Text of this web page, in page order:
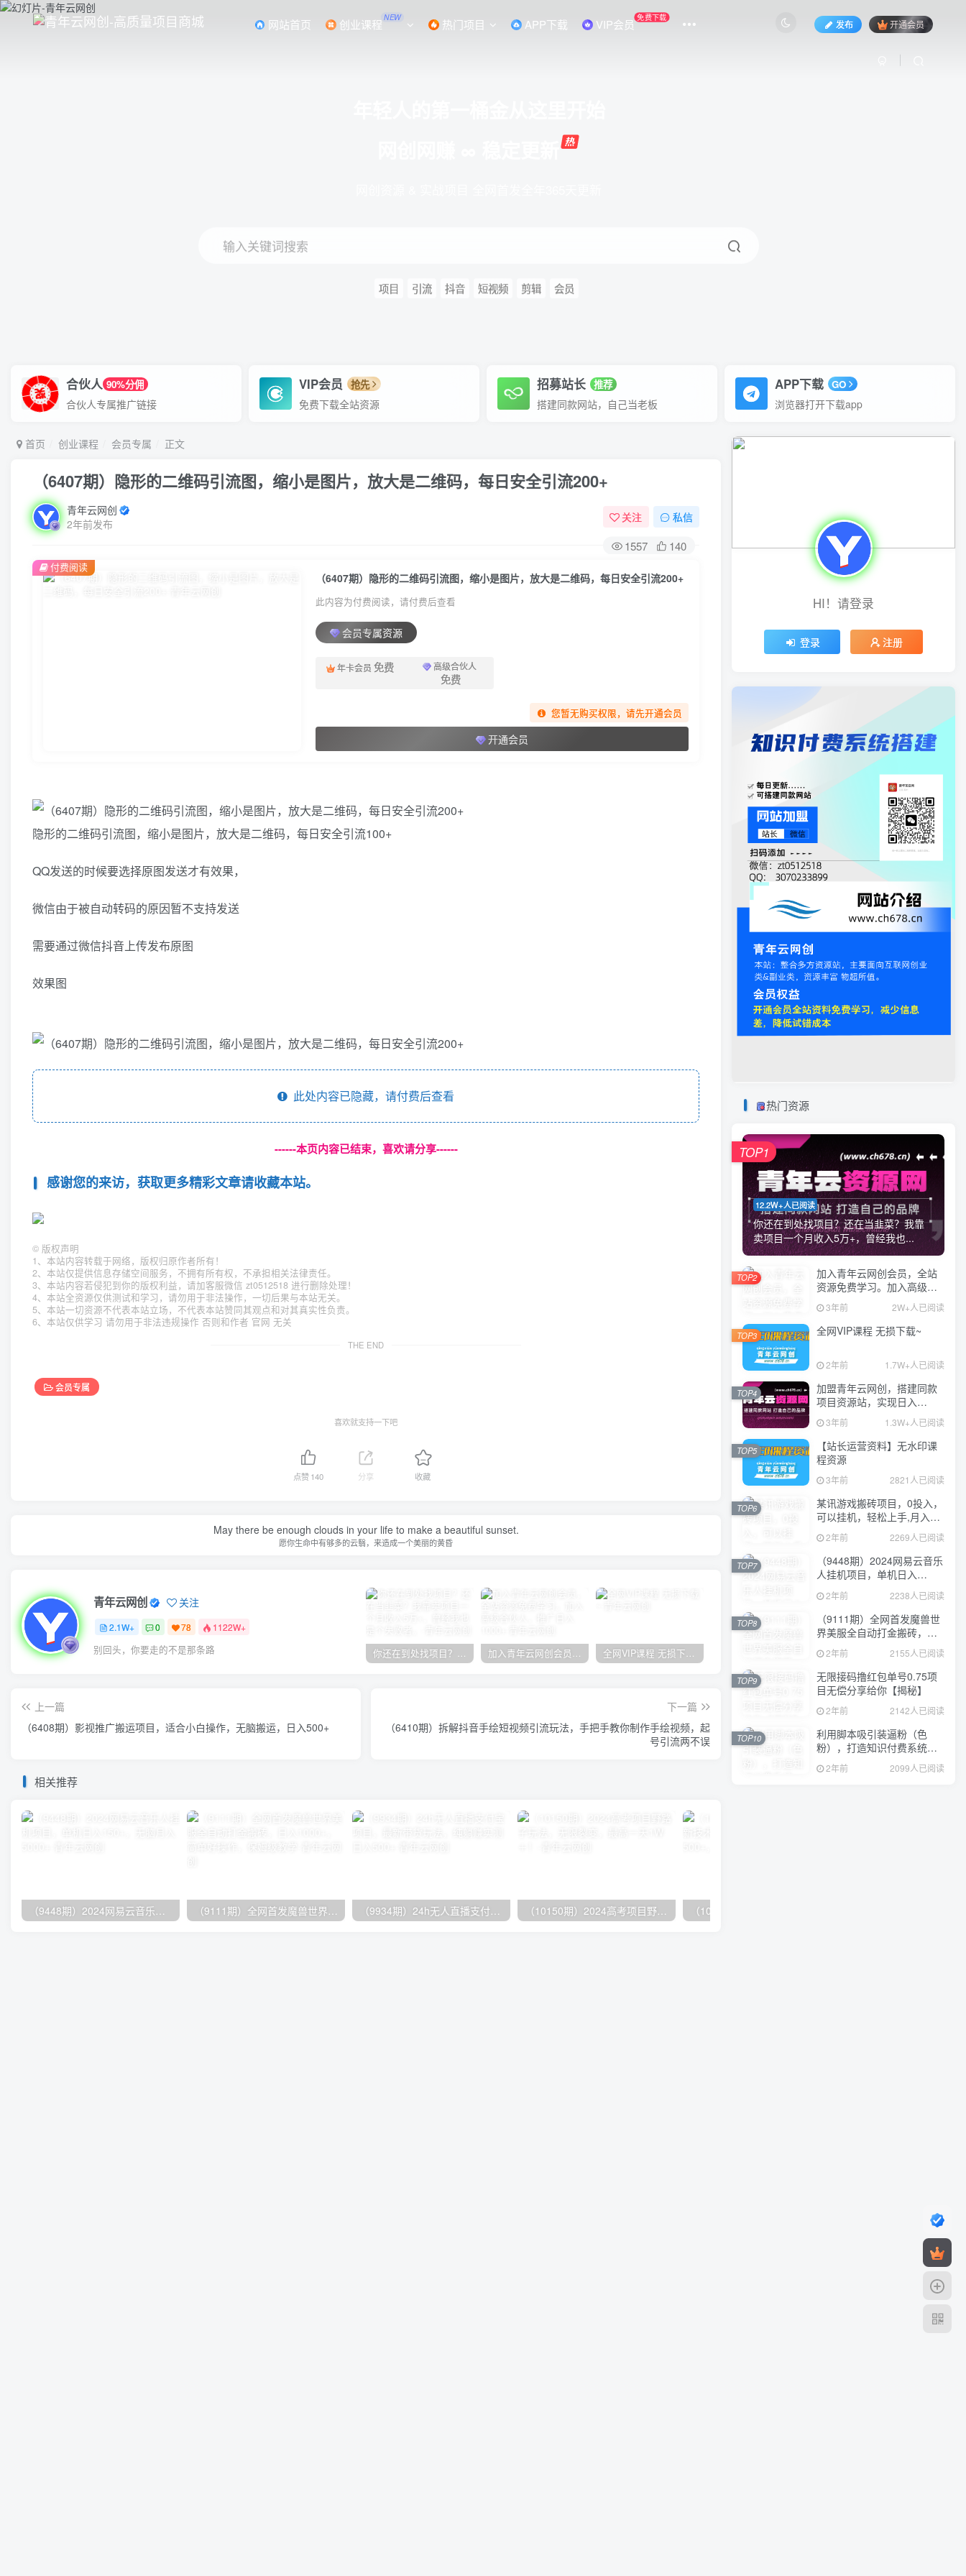
网站首页 创业课程 NEW 热门项目 APP下载 VIP会员 免费下载
发布 开通会员
输入关键词搜索
项目 引流 抖音 短视频 剪辑 会员
合伙人 90%分佣
合伙人专属推广链接
VIP会员 抢先
免费下载全站资源
招募站长 推荐
搭建同款网站，自己当老板
APP下载 GO
浏览器打开下载app
首页 创业课程 会员专属 正文
（6407期）隐形的二维码引流图，缩小是图片，放大是二维码，每日安全引流200+
青年云网创
2年前发布
关注 私信
1557 140
（6407期）隐形的二维码引流图，缩小是图片，放大是二维码，每日安全引流200+
此内容为付费阅读，请付费后查看
会员专属资源
年卡会员 免费 高级合伙人
免费
您暂无购买权限，请先开通会员
开通会员
付费阅读
隐形的二维码引流图，缩小是图片，放大是二维码，每日安全引流100+
QQ发送的时候要选择原图发送才有效果，
微信由于被自动转码的原因暂不支持发送
需要通过微信抖音上传发布原图
效果图
此处内容已隐藏，请付费后查看
------本页内容已结束，喜欢请分享------
感谢您的来访，获取更多精彩文章请收藏本站。
© 版权声明
1、本站内容转载于网络，版权归原作者所有！
2、本站仅提供信息存储空间服务，不拥有所有权，不承担相关法律责任。
3、本站内容若侵犯到你的版权利益，请加客服微信 zt0512518 进行删除处理！
4、本站全资源仅供测试和学习，请勿用于非法操作，一切后果与本站无关。
5、本站一切资源不代表本站立场，不代表本站赞同其观点和对其真实性负责。
6、本站仅供学习 请勿用于非法违规操作 否则和作者 官网 无关
THE END
会员专属
喜欢就支持一下吧
点赞140 分享 收藏
May there be enough clouds in your life to make a beautiful sunset.
愿你生命中有够多的云翳，来造成一个美丽的黄昏
青年云网创 关注
2.1W+ 0 78 1122W+
别回头，你要走的不是那条路 你还在到处找项目？还在当韭菜？我靠卖项目一个月收入5万+，曾经我也是个失败者。 加入青年云网创会员，全站资源免费学习。加入高级合伙人，推广日入1000+ 全网VIP课程 无损下载~ 【站长运营资料】无水印课程资源
上一篇
（6408期）影视推广搬运项目，适合小白操作，无脑搬运，日入500+
下一篇
（6410期）拆解抖音手绘短视频引流玩法，手把手教你制作手绘视频，起
号引流两不误
相关推荐
HI！请登录
登录 注册
热门资源
12.2W+人已阅读
你还在到处找项目？还在当韭菜？我靠
卖项目一个月收入5万+，曾经我也...
TOP1
加入青年云网创会员，全站
资源免费学习。加入高级合
伙人，推广日入1000+
3年前 2W+人已阅读
TOP2
全网VIP课程 无损下载~
2年前 1.7W+人已阅读
TOP3
加盟青年云网创，搭建同款
项目资源站，实现日入
2000+
3年前 1.3W+人已阅读
TOP4
【站长运营资料】无水印课
程资源
3年前 2821人已阅读
TOP5
某讯游戏搬砖项目，0投入，
可以挂机，轻松上手,月入
3000+上不封顶
2年前 2269人已阅读
TOP6
（9448期）2024网易云音乐
人挂机项目，单机日入
150+，无脑月入5000+
2年前 2238人已阅读
TOP7
（9111期）全网首发魔兽世
界美服全自动打金搬砖，日
入1000+，简单好操作，保
姆级教学
2年前 2155人已阅读
TOP8
无限接码撸红包单号0.75项
目无偿分享给你【揭秘】
2年前 2142人已阅读
TOP9
利用脚本吸引装逼粉（色
粉），打造知识付费系统，
附388元美女写真项目
2年前 2099人已阅读
TOP10